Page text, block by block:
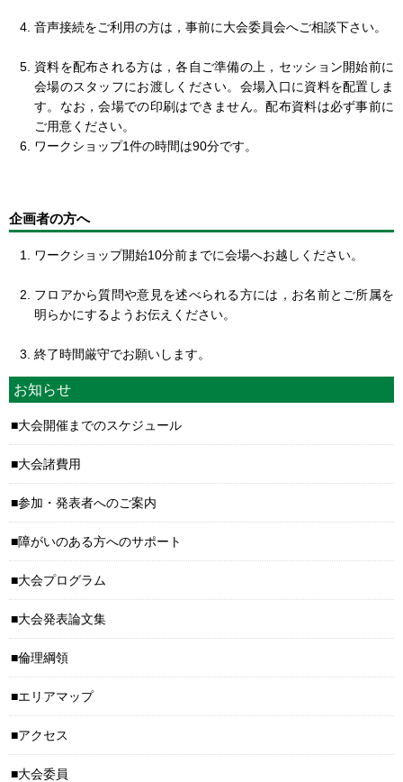
音声接続をご利用の方は，事前に大会委員会へご相談下さい。
資料を配布される方は，各自ご準備の上，セッション開始前に
会場のスタッフにお渡しください。会場入口に資料を配置しま
す。なお，会場での印刷はできません。配布資料は必ず事前に
ご用意ください。
ワークショップ1件の時間は90分です。
企画者の方へ
ワークショップ開始10分前までに会場へお越しください。
フロアから質問や意見を述べられる方には，お名前とご所属を
明らかにするようお伝えください。
終了時間厳守でお願いします。
お知らせ
大会開催までのスケジュール
大会諸費用
参加・発表者へのご案内
障がいのある方へのサポート
大会プログラム
大会発表論文集
倫理綱領
エリアマップ
アクセス
大会委員